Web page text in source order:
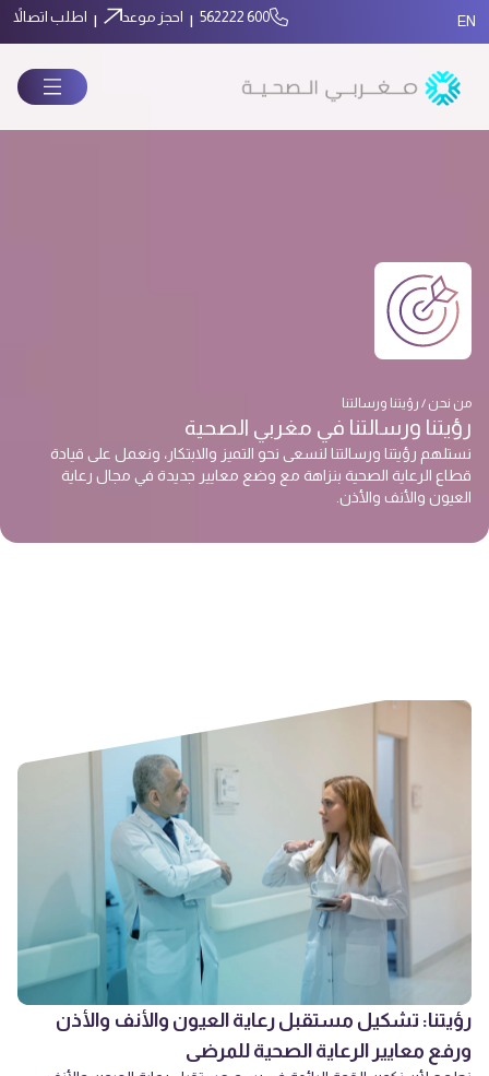
EN
600 562222
| احجز موعد | اطلب اتصالاً
من نحن / رؤيتنا ورسالتنا
رؤيتنا ورسالتنا في مغربي الصحية
نستلهم رؤيتنا ورسالتنا لنسعى نحو التميز والابتكار، ونعمل على قيادة
قطاع الرعاية الصحية بنزاهة مع وضع معايير جديدة في مجال رعاية
العيون والأنف والأذن.
رؤيتنا: تشكيل مستقبل رعاية العيون والأنف والأذن
ورفع معايير الرعاية الصحية للمرضى